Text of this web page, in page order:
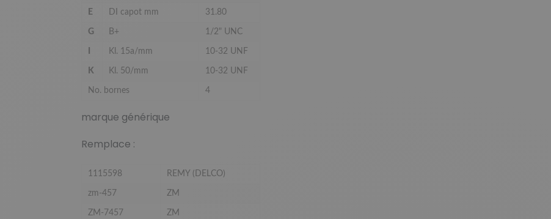
E DI capot mm 31.80
G B+ 1/2" UNC
Kl. 15a/mm 10-32 UNF
K Kl. 50/mm 10-32 UNF
No. bornes 4
marque générique
Remplace :
1115598 REMY (DELCO)
zm-457 ZM
ZM-7457 ZM